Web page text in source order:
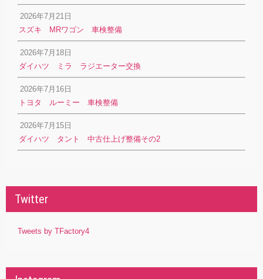
2026年7月21日
スズキ MRワゴン 車検整備
2026年7月18日
ダイハツ ミラ ラジエーター交換
2026年7月16日
トヨタ ルーミー 車検整備
2026年7月15日
ダイハツ タント 中古仕上げ整備その2
Twitter
Tweets by TFactory4